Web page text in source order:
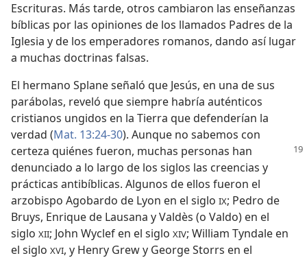
Escrituras. Más tarde, otros cambiaron las enseñanzas
bíblicas por las opiniones de los llamados Padres de la
Iglesia y de los emperadores romanos, dando así lugar
a muchas doctrinas falsas.
El hermano Splane señaló que Jesús, en una de sus
parábolas, reveló que siempre habría auténticos
cristianos ungidos en la Tierra que defenderían la
verdad (Mat. 13:24-30). Aunque no sabemos con
certeza quiénes fueron, muchas personas han
denunciado a lo largo de los siglos las creencias y
prácticas antibíblicas. Algunos de ellos fueron el
arzobispo Agobardo de Lyon en el siglo IX; Pedro de
Bruys, Enrique de Lausana y Valdès (o Valdo) en el
siglo XII; John Wyclef en el siglo XIV; William Tyndale en
el siglo XVI, y Henry Grew y George Storrs en el